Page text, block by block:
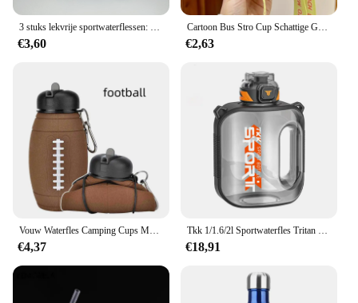
3 stuks lekvrije sportwaterflessen: morsbestendig, rietje-enabled, tijdgeactiveerd, motiverend voor kantoor, school, sportschool en training
€3,60
Cartoon Bus Stro Cup Schattige Grote Capaciteit Buitenshuis Auto Waterbeker Kinderen Drinkwaren Bounce Stro Ketel
€2,63
Vouw Waterfles Camping Cups Mok Outdoor Sport Basketbal Voetbal Tennis Golfschool Lekvrije Draagbare Kinderen Waterfles
€4,37
Tkk 1/1.6/2l Sportwaterfles Tritan Creatieve Beker Met Grote Capaciteit Hittebestendige Outdoor Reisketel Voor Volwassenen Sportschool Fitnesskannen
€18,91